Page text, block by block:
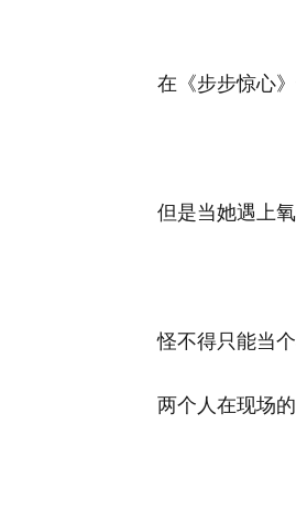
在《步步惊心》
但是当她遇上
怪不得只能当
两个人在现场